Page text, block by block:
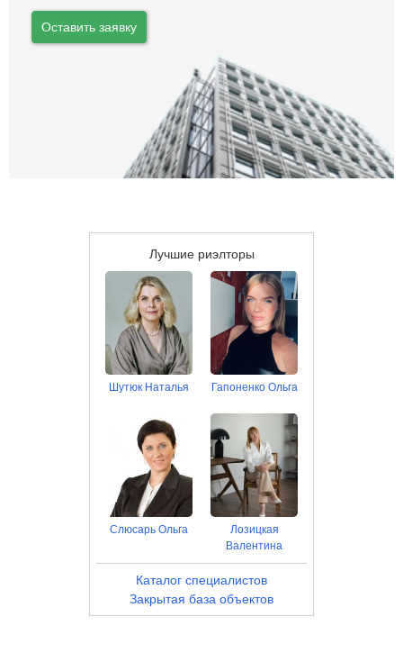
Оставить заявку
Лучшие риэлторы
Шутюк Наталья Гапоненко Ольга
Слюсарь Ольга
Лозицкая
Валентина
Каталог специалистов
Закрытая база объектов